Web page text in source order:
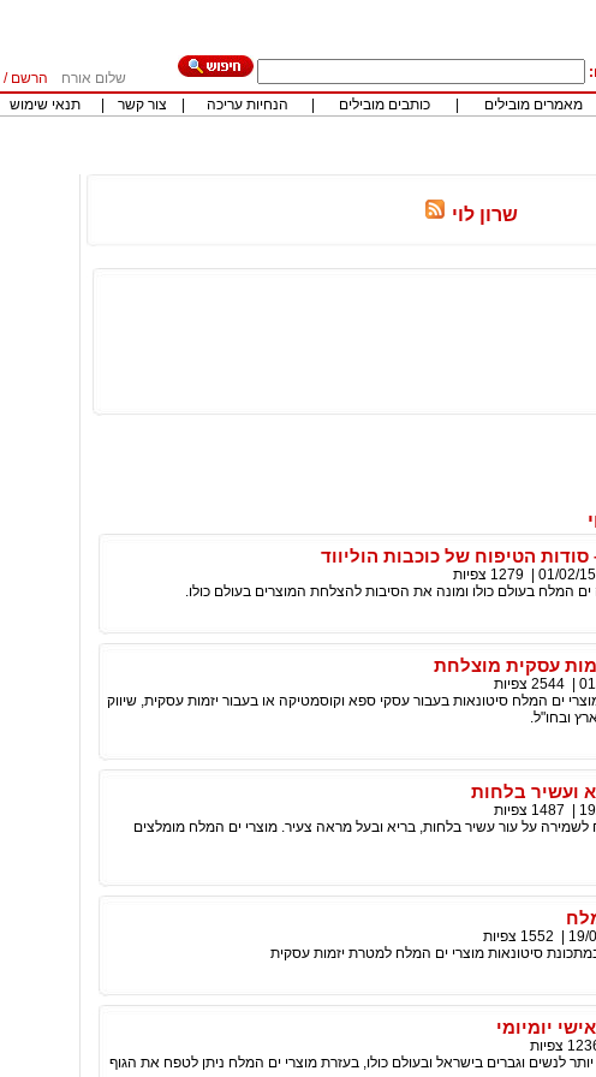
שלום אורח הרשם /
מאמרים מובילים כותבים מובילים הנחיות עריכה צור קשר תנאי שימוש
שרון לוי
הטיפוח של כוכבות הוליווד
01/02/15
1279 צפיות
המלח בעולם כולו ומונה את הסיבות להצלחת המוצרים בעולם כולו.
עסקית מוצלחת
2544 צפיות
ים המלח סיטונאות בעבור עסקי ספא וקוסמטיקה או בעבור יזמות עסקית, שיווק
ובחו"ל.
ועשיר בלחות
1487 צפיות
על עור עשיר בלחות, בריא ובעל מראה צעיר. מוצרי ים המלח מומלצים
19/
1552 צפיות
סיטונאות מוצרי ים המלח למטרת יזמות עסקית
יומיומי
צפיות
לנשים וגברים בישראל ובעולם כולו, בעזרת מוצרי ים המלח ניתן לטפח את הגוף